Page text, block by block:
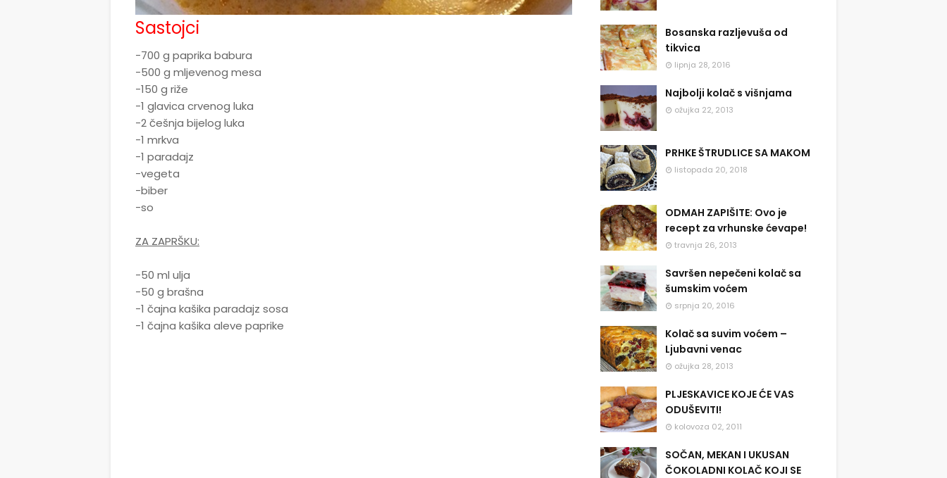
Sastojci
-700 g paprika babura
-500 g mljevenog mesa
-150 g riže
-1 glavica crvenog luka
-2 češnja bijelog luka
-1 mrkva
-1 paradajz
-vegeta
-biber
-so
ZA ZAPRŠKU:
-50 ml ulja
-50 g brašna
-1 čajna kašika paradajz sosa
-1 čajna kašika aleve paprike
Bosanska razljevuša od
tikvica
lipnja 28, 2016
Najbolji kolač s višnjama
ožujka 22, 2013
PRHKE ŠTRUDLICE SA MAKOM
listopada 20, 2018
ODMAH ZAPIŠITE: Ovo je
recept za vrhunske ćevape!
travnja 26, 2013
Savršen nepečeni kolač sa
šumskim voćem
srpnja 20, 2016
Kolač sa suvim voćem –
Ljubavni venac
ožujka 28, 2013
PLJESKAVICE KOJE ĆE VAS
ODUŠEVITI!
kolovoza 02, 2011
SOČAN, MEKAN I UKUSAN
ČOKOLADNI KOLAČ KOJI SE